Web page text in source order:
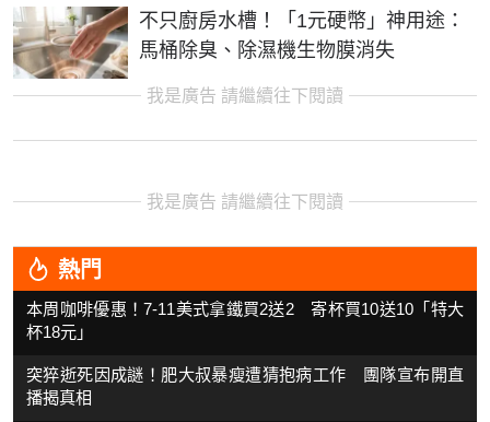
不只廚房水槽！「1元硬幣」神用途：
馬桶除臭、除濕機生物膜消失
我是廣告 請繼續往下閱讀
我是廣告 請繼續往下閱讀
熱門
本周咖啡優惠！7-11美式拿鐵買2送2 寄杯買10送10「特大
杯18元」
突猝逝死因成謎！肥大叔暴瘦遭猜抱病工作 團隊宣布開直
播揭真相